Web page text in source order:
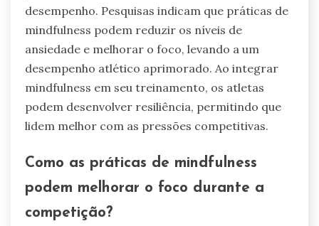
desempenho. Pesquisas indicam que práticas de
mindfulness podem reduzir os níveis de
ansiedade e melhorar o foco, levando a um
desempenho atlético aprimorado. Ao integrar
mindfulness em seu treinamento, os atletas
podem desenvolver resiliência, permitindo que
lidem melhor com as pressões competitivas.
Como as práticas de mindfulness
podem melhorar o foco durante a
competição?